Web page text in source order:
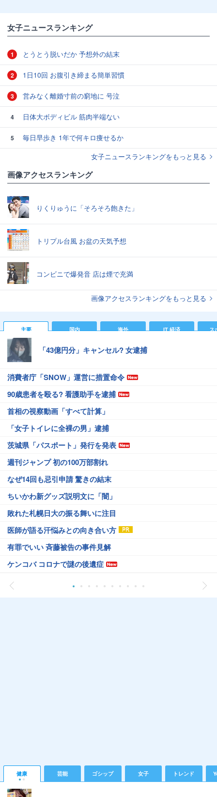
女子ニュースランキング
1 とうとう脱いだか 予想外の結末
2 1日10回 お腹引き締まる簡単習慣
3 営みなく離婚寸前の窮地に 号泣
4 日体大ボディビル 筋肉半端ない
5
毎日早歩き 1年で何キロ痩せるか
女子ニュースランキングをもっと見る
画像アクセスランキング
りくりゅうに「そろそろ飽きた」
トリプル台風 お盆の天気予想
コンビニで爆発音 店は煙で充満
画像アクセスランキングをもっと見る
主要 国内 海外 IT 経済 ス
「43億円分」キャンセル? 女逮捕
消費者庁「SNOW」運営に措置命令
90歳患者を殴る? 看護助手を逮捕
首相の視察動画「すべて計算」
「女子トイレに全裸の男」逮捕
茨城県「パスポート」発行を発表
週刊ジャンプ 初の100万部割れ
なぜ14回も忌引申請 驚きの結末
ちいかわ新グッズ説明文に「闇」
敗れた札幌日大の振る舞いに注目
医師が語る汗悩みとの向き合い方
有罪でいい 斉藤被告の事件見解
ケンコバ コロナで謎の後遺症
健康 芸能 ゴシップ 女子 トレンド